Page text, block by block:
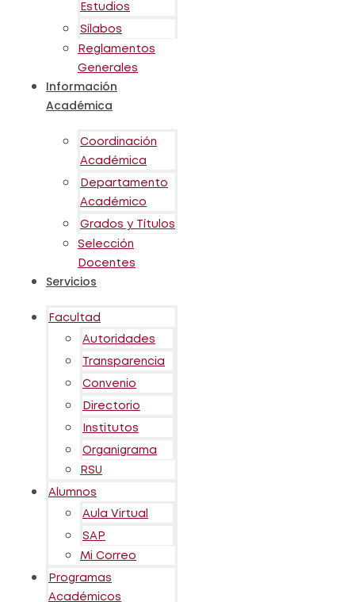
Estudios
Sílabos
Reglamentos
Generales
Información
Académica
Coordinación
Académica
Departamento
Académico
Grados y Títulos
Selección
Docentes
Servicios
Facultad
Autoridades
Transparencia
Convenio
Directorio
Institutos
Organigrama
RSU
Alumnos
Aula Virtual
SAP
Mi Correo
Programas
Académicos